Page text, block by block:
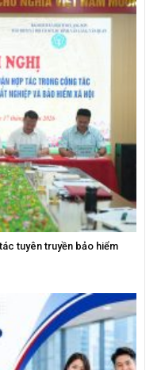
tuyên truyền bảo hiểm